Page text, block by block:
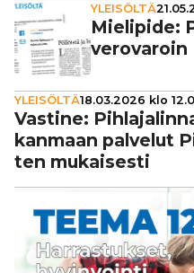
YLEISÖLTÄ
Mielipide:
vero­va­roin
YLEISÖLTÄ18.03.2026 klo
Vastine:
kan­maan palvelut
ten mukai­sesti